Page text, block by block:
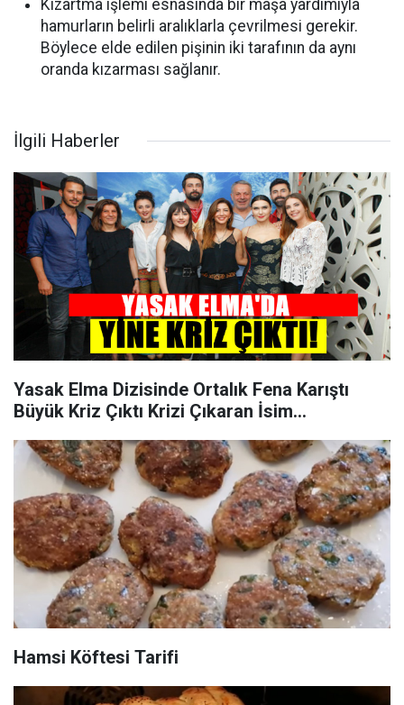
Kızartma işlemi esnasında bir maşa yardımıyla
hamurların belirli aralıklarla çevrilmesi gerekir.
Böylece elde edilen pişinin iki tarafının da aynı
oranda kızarması sağlanır.
İlgili Haberler
Yasak Elma Dizisinde Ortalık Fena Karıştı
Büyük Kriz Çıktı Krizi Çıkaran İsim...
Hamsi Köftesi Tarifi